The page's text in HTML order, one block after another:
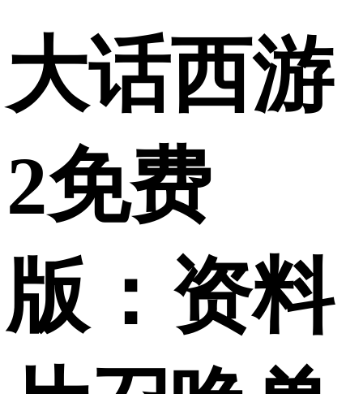
大话西游
2免费
版：资料